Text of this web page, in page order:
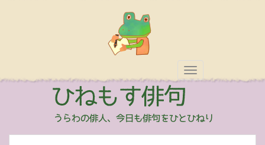
TOGGLE